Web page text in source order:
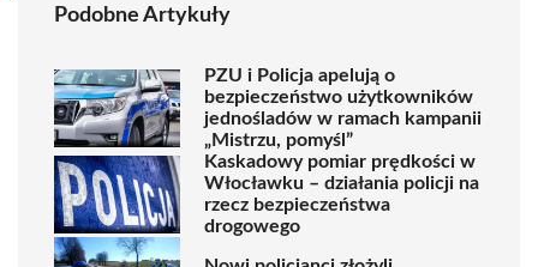
Podobne Artykuły
PZU i Policja apelują o
bezpieczeństwo użytkowników
jednośladów w ramach kampanii
„Mistrzu, pomyśl”
Kaskadowy pomiar prędkości w
Włocławku – działania policji na
rzecz bezpieczeństwa
drogowego